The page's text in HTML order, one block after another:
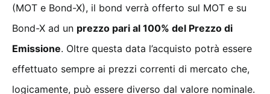
(MOT e Bond-X), il bond verrà offerto sul MOT e su
Bond-X ad un prezzo pari al 100% del Prezzo di
Emissione. Oltre questa data l’acquisto potrà essere
effettuato sempre ai prezzi correnti di mercato che,
logicamente, può essere diverso dal valore nominale.